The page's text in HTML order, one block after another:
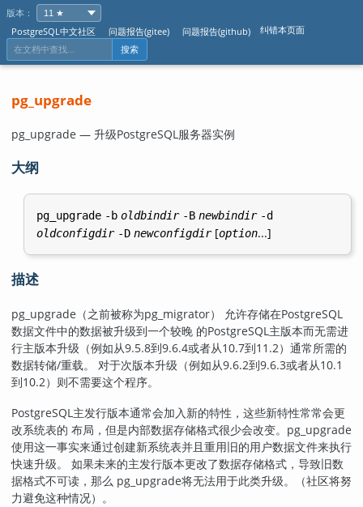
版本：
PostgreSQL中文社区
问题报告(gitee) 问题报告(github) 纠错本页面
搜索
pg_upgrade
pg_upgrade — 升级PostgreSQL服务器实例
大纲
pg_upgrade -b oldbindir -B newbindir -d
oldconfigdir -D newconfigdir[option...]
描述
pg_upgrade （之前被称为pg_migrator） 允许存储在PostgreSQL
数据文件中的数据被升级到一个较晚 的PostgreSQL主版本而无需进
行主版本升级（例如从9.5.8到9.6.4或者从10.7到11.2）通常所需的
数据转储/重载。 对于次版本升级（例如从9.6.2到9.6.3或者从10.1
到10.2）则不需要这个程序。
PostgreSQL主发行版本通常会加入新的特性，这些新特性常常会更
改系统表的 布局，但是内部数据存储格式很少会改变。 pg_upgrade
使用这一事实来通过创建新系统表并且重用旧的用户数据文件来执行
快速升级。 如果未来的主发行版本更改了数据存储格式，导致旧数
据格式不可读，那么 pg_upgrade将无法用于此类升级。（社区将努
力避免这种情况）。